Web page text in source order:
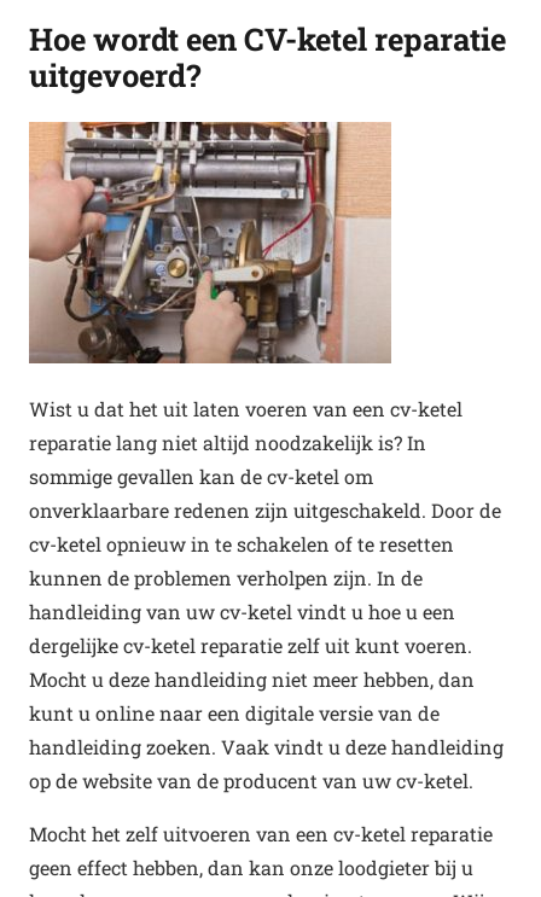
Hoe wordt een CV-ketel reparatie
uitgevoerd?
Wist u dat het uit laten voeren van een cv-ketel
reparatie lang niet altijd noodzakelijk is? In
sommige gevallen kan de cv-ketel om
onverklaarbare redenen zijn uitgeschakeld. Door de
cv-ketel opnieuw in te schakelen of te resetten
kunnen de problemen verholpen zijn. In de
handleiding van uw cv-ketel vindt u hoe u een
dergelijke cv-ketel reparatie zelf uit kunt voeren.
Mocht u deze handleiding niet meer hebben, dan
kunt u online naar een digitale versie van de
handleiding zoeken. Vaak vindt u deze handleiding
op de website van de producent van uw cv-ketel.
Mocht het zelf uitvoeren van een cv-ketel reparatie
geen effect hebben, dan kan onze loodgieter bij u